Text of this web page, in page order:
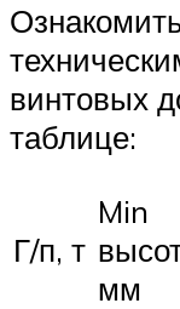
винтовых
таблице:
Г/п, т
Min
мм